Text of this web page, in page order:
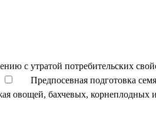
с утратой потребительских
Предпосевная подготовка
овощей, бахчевых, корнеплодных